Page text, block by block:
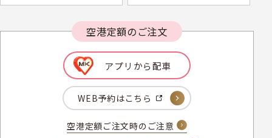
空港定額のご注文
アプリから配車
WEB予約はこちら
空港定額ご注文時のご注意